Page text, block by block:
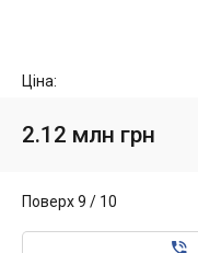
Ціна:
2.12 млн грн
Поверх 9 / 10
